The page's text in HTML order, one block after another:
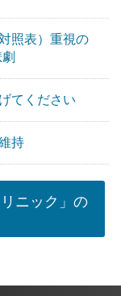
照表）重視の
てください
持
ニック」の